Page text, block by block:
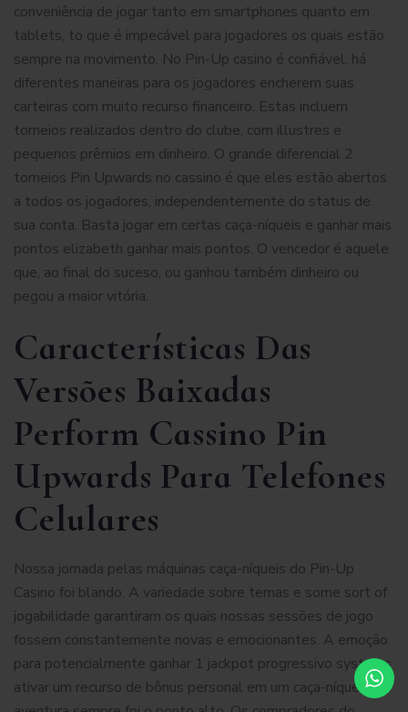
conveniência de jogar tanto em smartphones quanto em
tablets, to que é impecável para jogadores os quais estão
sempre na movimento. No Pin-Up casino é confiável, há
diferentes maneiras para os jogadores encherem suas
carteiras com muito recurso financeiro. Estas incluem
torneios realizados dentro do clube, com illustres e
pequenos prêmios em dinheiro. O grande diferencial 2
torneios Pin Upwards no cassino é que eles estão abertos
a todos os jogadores, independentemente do status de
sua conta. Basta jogar em certas caça-níqueis e ganhar mais
pontos elizabeth ganhar mais pontos. O vencedor é aquele
que, ao final do suceso, ou ganhou também dinheiro ou
pegou a maior vitória.
Características Das
Versões Baixadas
Perform Cassino Pin
Upwards Para Telefones
Celulares
Nossa jornada pelas máquinas caça-níqueis do Pin-Up
Casino foi blando. A variedade sobre temas e some sort of
jogabilidade garantiram os quais nossas sessões de jogo
fossem constantemente novas e emocionantes. A emoção
para potencialmente ganhar 1 jackpot progressivo systems
ativar um recurso de bônus personal em um caça-níquel de